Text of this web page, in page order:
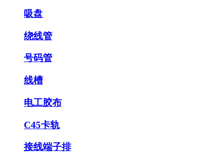
吸盘
绕线管
号码管
线槽
电工胶布
C45卡轨
接线端子排